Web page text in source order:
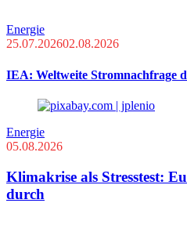
Energie
25.07.202602.08.2026
IEA: Weltweite Stromnachfrage
Energie
05.08.2026
Klimakrise als Stresstest:
durch